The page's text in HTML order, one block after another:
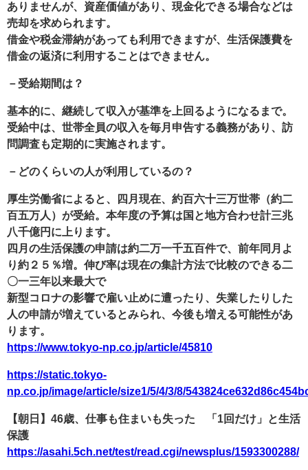
ありませんが、資産価値があり、現金化できる場合などは
売却を求められます。
借金や税金滞納があっても利用できますが、生活保護費を
借金の返済に利用することはできません。
－受給期間は？
基本的に、継続して収入が基準を上回るようになるまで。
受給中は、世帯全員の収入を毎月申告する義務があり、訪
問調査も定期的に実施されます。
－どのくらいの人が利用しているの？
厚生労働省によると、四月現在、約百六十三万世帯（約二
百五万人）が受給。本年度の予算は国と地方合わせ計三兆
八千億円に上ります。
四月の生活保護の申請は約二万一千五百件で、前年同月よ
り約２５％増。伸び率は現在の集計方法で比較のできる二
〇一三年以来最大で
新型コロナの影響で雇い止めに遭ったり、失業したりした
人の申請が増えているとみられ、今後も増える可能性があ
ります。
https://www.tokyo-np.co.jp/article/45810
https://static.tokyo-
np.co.jp/image/article/size1/5/4/3/8/
【朝日】46歳、仕事も住まいも失った 「1回だけ」と生活
保護
https://asahi.5ch.net/test/read.cgi/newsplus/1593300288/